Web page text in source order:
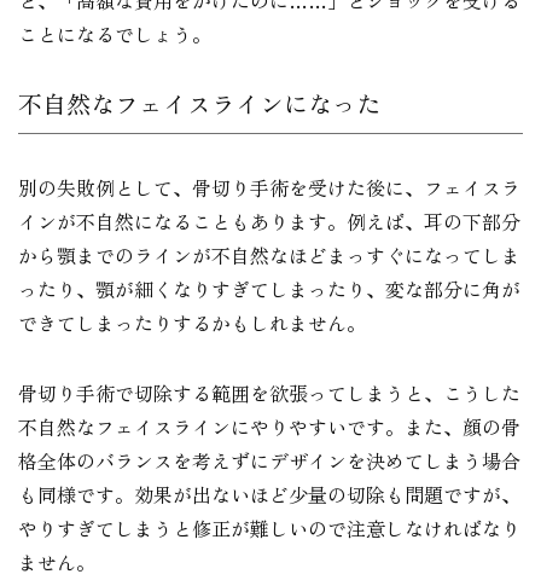
ことになるでしょう。
不自然なフェイスラインになった
別の失敗例として、骨切り手術を受けた後に、フェイスラ
インが不自然になることもあります。例えば、耳の下部分
から顎までのラインが不自然なほどまっすぐになってしま
ったり、顎が細くなりすぎてしまったり、変な部分に角が
できてしまったりするかもしれません。
骨切り手術で切除する範囲を欲張ってしまうと、こうした
不自然なフェイスラインにやりやすいです。また、顔の骨
格全体のバランスを考えずにデザインを決めてしまう場合
も同様です。効果が出ないほど少量の切除も問題ですが、
やりすぎてしまうと修正が難しいので注意しなければなり
ません。